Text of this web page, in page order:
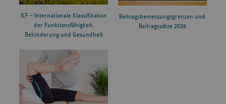
ICF – Internationale Klassifikation
der Funktionsfähigkeit,
Behinderung und Gesundheit
Beitragsbemessungsgrenzen und
Beitragssätze 2026